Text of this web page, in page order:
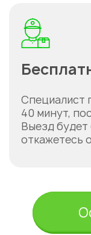
Специалист
40 минут,
Выезд
откажетесь